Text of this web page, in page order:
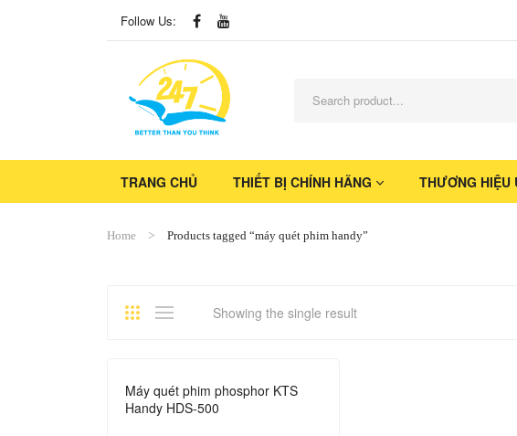
Follow Us:
TRANG CHỦ
THIẾT BỊ CHÍNH HÃNG THƯƠNG HIỆU
Home Products tagged “máy quét phim handy”
Showing the single result
Máy quét phim phosphor KTS
Handy HDS-500